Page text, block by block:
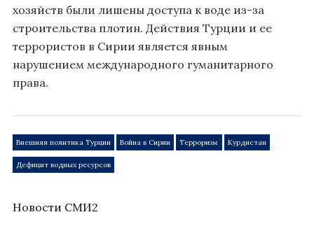
хозяйств были лишены доступа к воде из-за
строительства плотин. Действия Турции и ее
террористов в Сирии является явным
нарушением международного гуманитарного
права.
Внешняя политика Турции Война в Сирии Терроризм Курдистан
Дефицит водных ресурсов
Новости СМИ2